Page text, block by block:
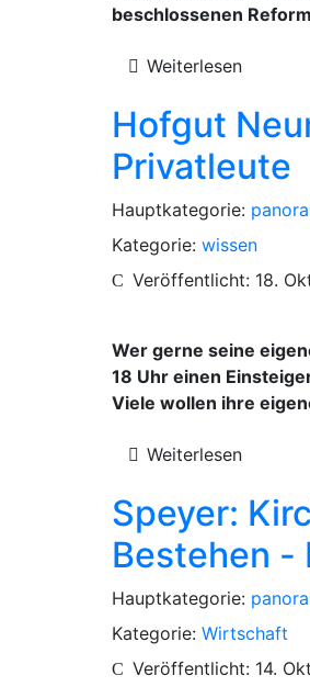
beschlossenen
Weiterlesen
Hofgut
Privatleute
Hauptkategorie:
Kategorie: wissen
Veröffentlicht: 18.
Wer gerne seine
18 Uhr einen
Viele wollen ihre
Weiterlesen
Speyer:
Bestehen -
Hauptkategorie:
Kategorie: Wirtschaft
Veröffentlicht: 14.